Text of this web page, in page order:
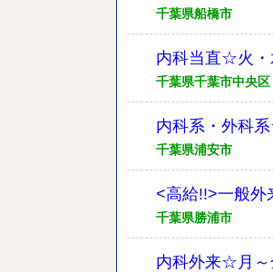
千葉県船橋市
内科当直☆火・
千葉県千葉市中央区
内科系・外科
千葉県浦安市
<高給!!>一般外
千葉県勝浦市
内科外来☆月～